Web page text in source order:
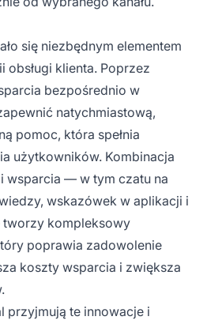
się niezbędnym elementem
obsługi klienta. Poprzez
bezpośrednio w
natychmiastową,
pomoc, która spełnia
użytkowników. Kombinacja
wsparcia — w tym czatu na
wskazówek w aplikacji i
kompleksowy
poprawia zadowolenie
koszty wsparcia i zwiększa
przyjmują te innowacje i